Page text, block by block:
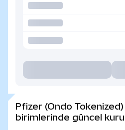
Pfizer (Ondo
birimlerinde güncel kuru